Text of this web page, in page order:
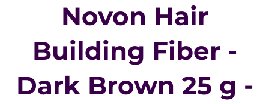
Novon Hair
Building Fiber -
Dark Brown 25 g -